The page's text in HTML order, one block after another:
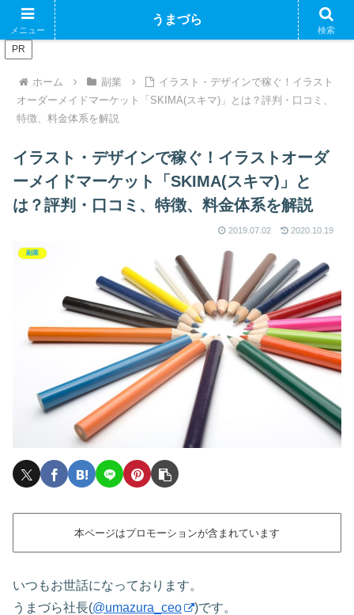
ブログで収益化できるかやってみるブログ
PR
ホーム 副業
イラスト・デザインで稼ぐ！イラスト
オーダーメイドマーケット「SKIMA(スキマ)」とは？評判・口コミ、
特徴、料金体系を解説
イラスト・デザインで稼ぐ！イラストオーダ
ーメイドマーケット「SKIMA(スキマ)」と
は？評判・口コミ、特徴、料金体系を解説
2019.07.02 2020.10.19
副業
本ページはプロモーションが含まれています
いつもお世話になっております。
うまづら社長(@umazura_ceo )です。
メニュー
うまづら
検索